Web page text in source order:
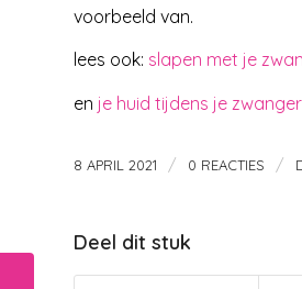
voorbeeld van.
lees ook: slapen met je
en je huid tijdens je
8 APRIL 2021 / 0 REACTIES /
Deel dit stuk